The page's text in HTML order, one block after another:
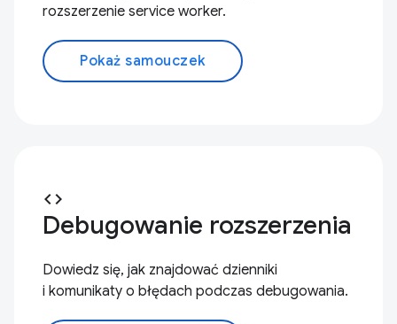
rozszerzenie service worker.
Pokaż samouczek
code
Debugowanie rozszerzenia
Dowiedz się, jak znajdować dzienniki
i komunikaty o błędach podczas debugowania.